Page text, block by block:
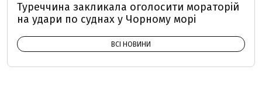
Туреччина закликала оголосити мораторій
на удари по суднах у Чорному морі
ВСІ НОВИНИ